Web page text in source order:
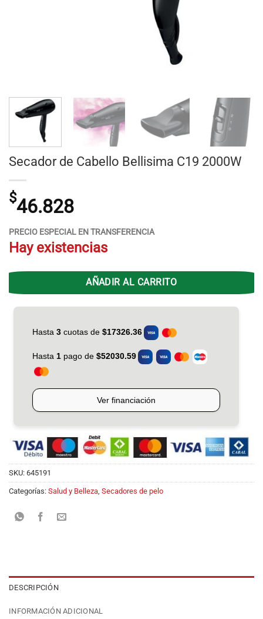
Secador de Cabello Bellisima C19 2000W
$46.828
PRECIO ESPECIAL EN TRANSFERENCIA
Hay existencias
AÑADIR AL CARRITO
SKU: 645191
Categorías: Salud y Belleza, Secadores de pelo
DESCRIPCIÓN
INFORMACIÓN ADICIONAL